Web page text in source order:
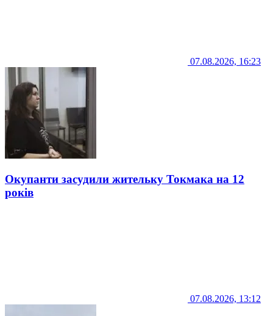
07.08.2026, 16:23
Окупанти засудили жительку Токмака на 12
років
07.08.2026, 13:12